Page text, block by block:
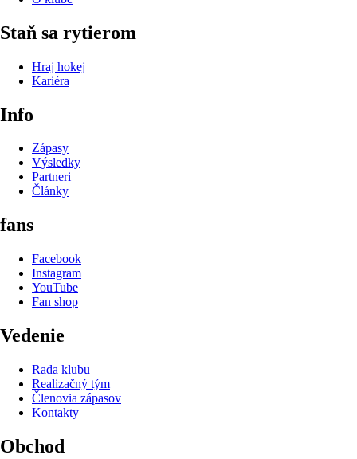
Staň sa rytierom
Hraj hokej
Kariéra
Info
Zápasy
Výsledky
Partneri
Články
fans
Facebook
Instagram
YouTube
Fan shop
Vedenie
Rada klubu
Realizačný tým
Členovia zápasov
Kontakty
Obchod